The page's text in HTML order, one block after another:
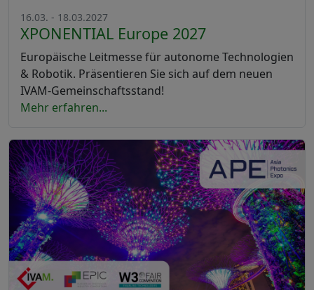
16.03. - 18.03.2027
XPONENTIAL Europe 2027
Europäische Leitmesse für autonome Technologien
& Robotik. Präsentieren Sie sich auf dem neuen
IVAM-Gemeinschaftsstand!
Mehr erfahren...